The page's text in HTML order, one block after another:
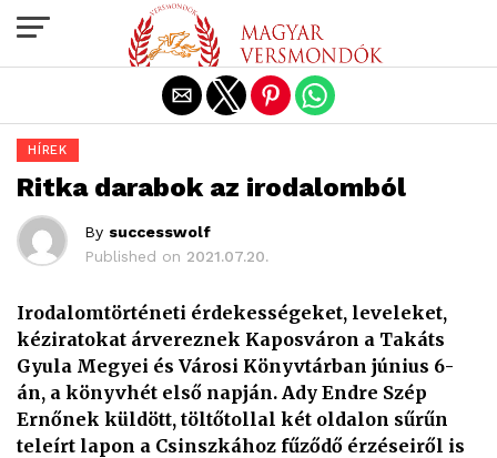
HÍREK
Ritka darabok az irodalomból
By successwolf
Published on 2021.07.20.
Irodalomtörténeti érdekességeket, leveleket,
kéziratokat árvereznek Kaposváron a Takáts
Gyula Megyei és Városi Könyvtárban június 6-
án, a könyvhét első napján. Ady Endre Szép
Ernőnek küldött, töltőtollal két oldalon sűrűn
teleírt lapon a Csinszkához fűződő érzéseiről is
Exit mobile version